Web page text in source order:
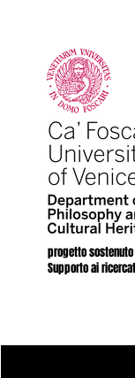
progetto sostenuto
Supporto ai